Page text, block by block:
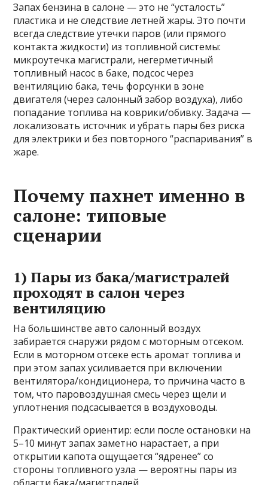
Запах бензина в салоне — это не “усталость”
пластика и не следствие летней жары. Это почти
всегда следствие утечки паров (или прямого
контакта жидкости) из топливной системы:
микроутечка магистрали, негерметичный
топливный насос в баке, подсос через
вентиляцию бака, течь форсунки в зоне
двигателя (через салонный забор воздуха), либо
попадание топлива на коврики/обивку. Задача —
локализовать источник и убрать пары без риска
для электрики и без повторного “распаривания” в
жаре.
Почему пахнет именно в
салоне: типовые
сценарии
1) Пары из бака/магистралей
проходят в салон через
вентиляцию
На большинстве авто салонный воздух
забирается снаружи рядом с моторным отсеком.
Если в моторном отсеке есть аромат топлива и
при этом запах усиливается при включении
вентилятора/кондиционера, то причина часто в
том, что паровоздушная смесь через щели и
уплотнения подсасывается в воздуховоды.
Практический ориентир: если после остановки на
5–10 минут запах заметно нарастает, а при
открытии капота ощущается “ядренее” со
стороны топливного узла — вероятны пары из